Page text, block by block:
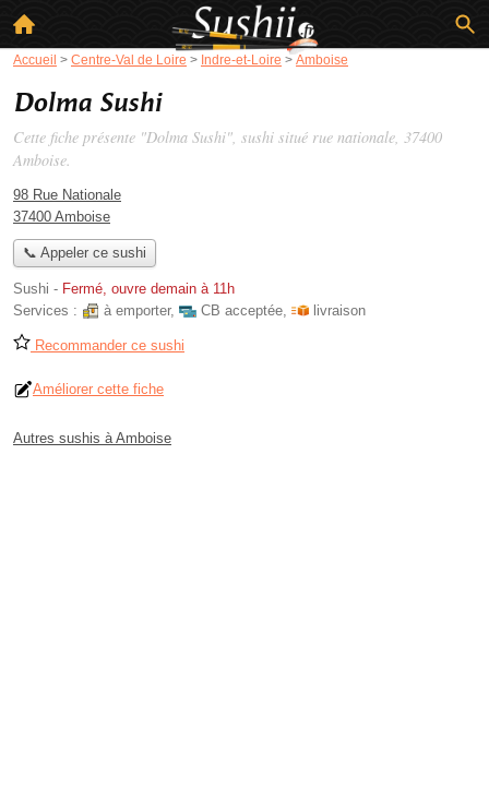
Accueil > Centre-Val de Loire > Indre-et-Loire > Amboise
Dolma Sushi
Cette fiche présente "Dolma Sushi", sushi situé rue nationale, 37400
Amboise.
98 Rue Nationale
37400 Amboise
📞 Appeler ce sushi
Sushi - Fermé, ouvre demain à 11h
Services :
à emporter, CB acceptée, livraison
Recommander ce sushi
Améliorer cette fiche
Autres sushis à Amboise